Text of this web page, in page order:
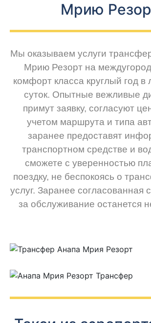
Мрию
Мы оказываем услуги
Мрию Резорт на
комфорт класса круглый год
суток. Опытные вежливые
примут заявку, согласуют
учетом маршрута и типа
заранее предоставят
транспортном средстве и
сможете с уверенностью
поездку, не беспокоясь о
услуг. Заранее согласованная
за обслуживание останется